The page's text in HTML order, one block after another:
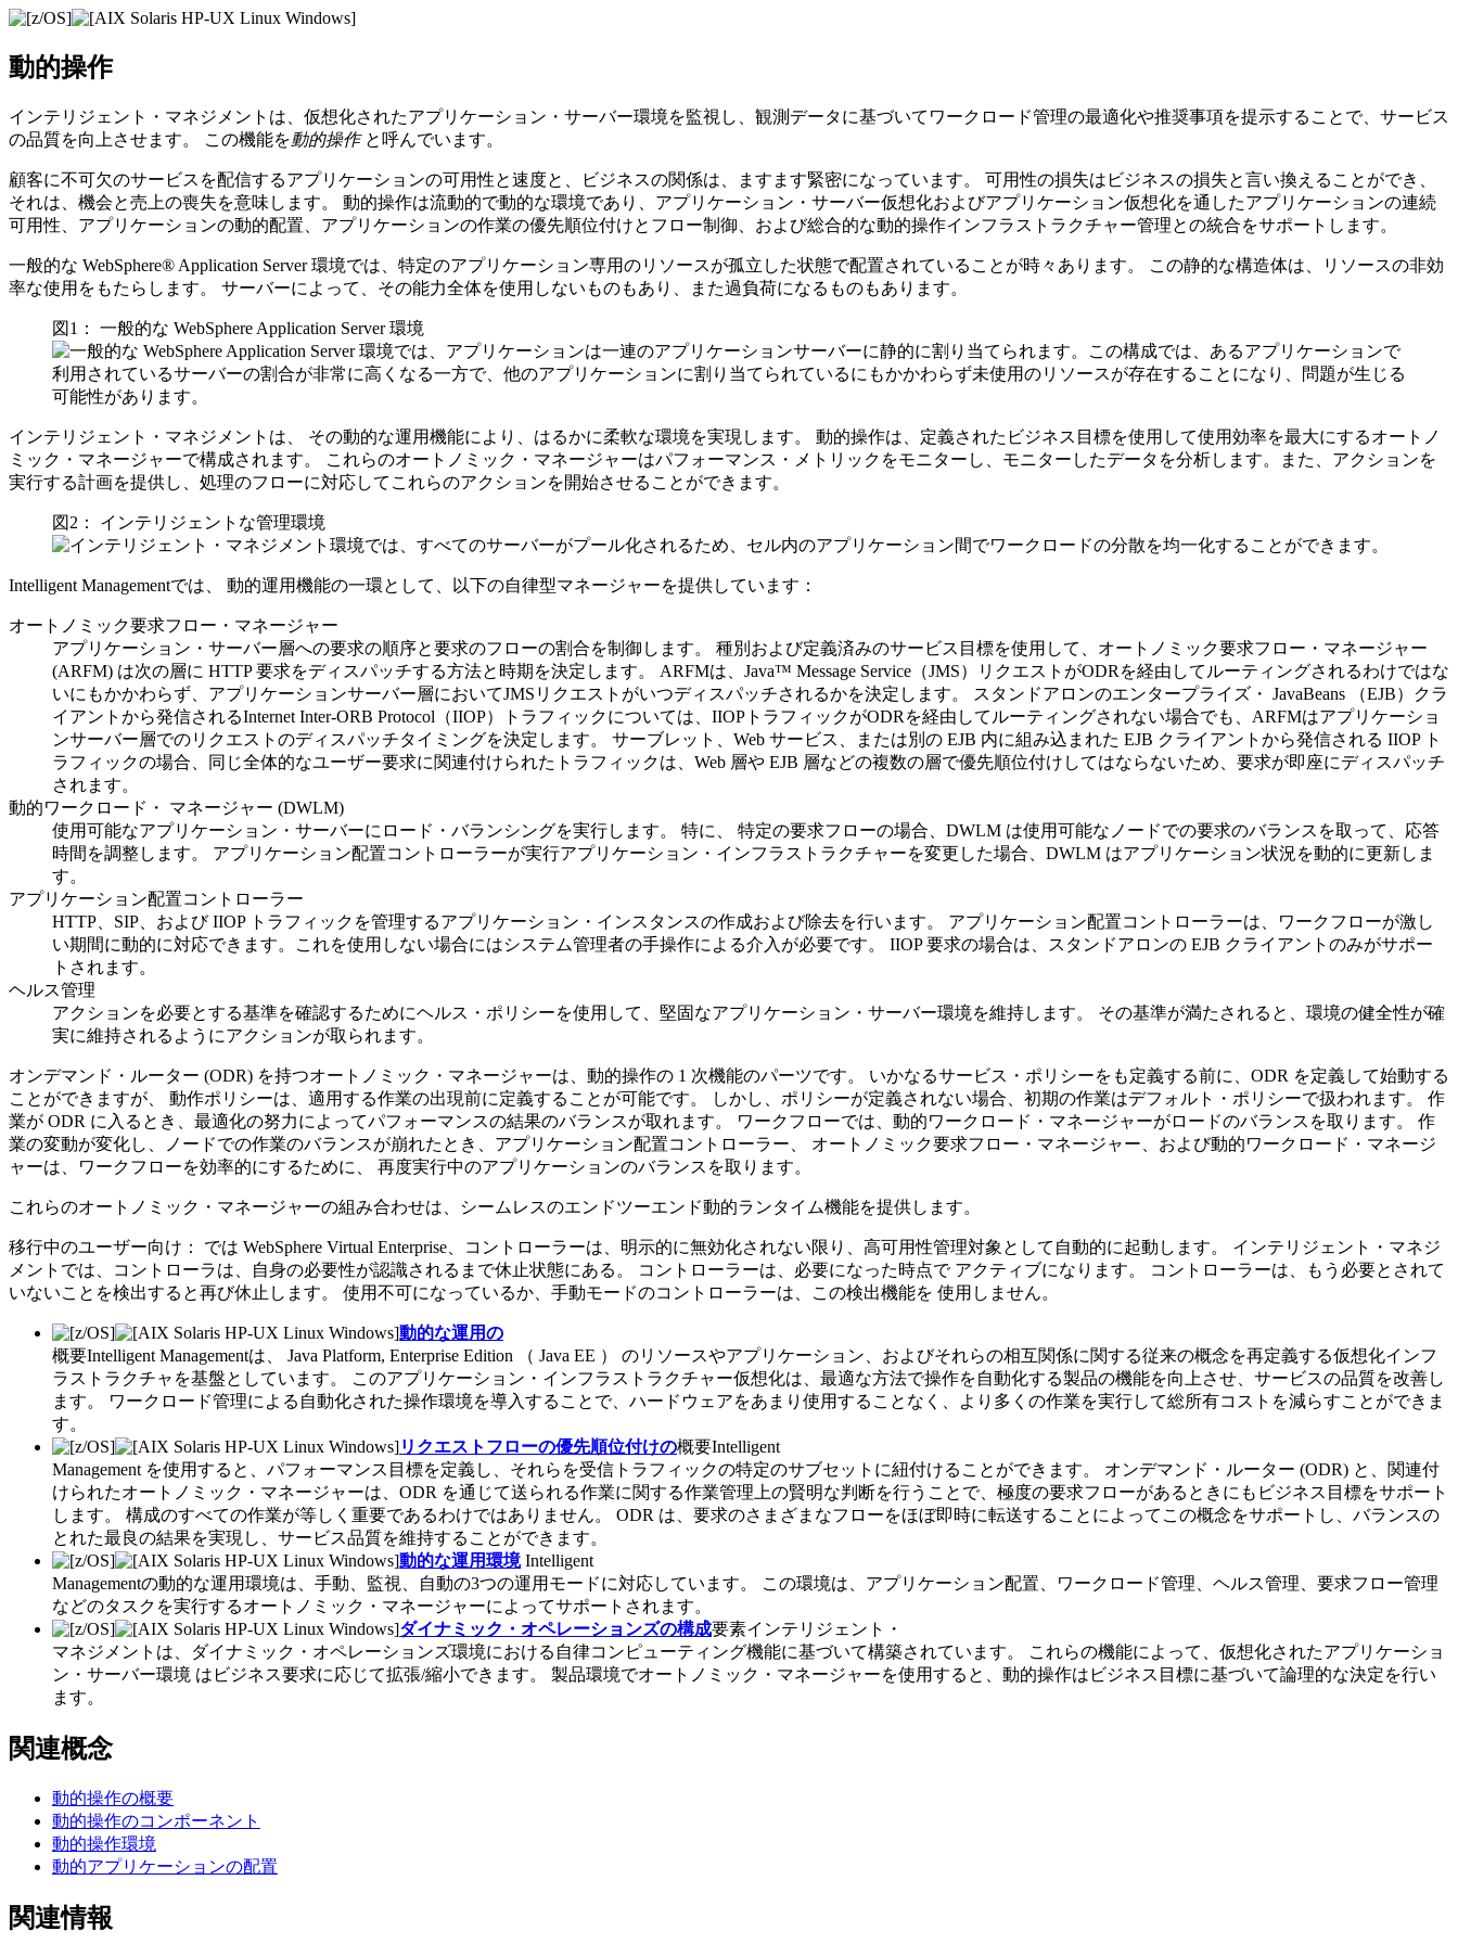
動的操作
インテリジェント・マネジメントは 、仮想化されたアプリケーション・サーバー環境を監視し、観測データに基づいてワークロード管理の最適化や推奨事項を提示することで、サービス
の品質を向上させます。 この機能を動的操作と呼んでいます。
顧客に不可欠のサービスを配信するアプリケーションの可用性と速度と、ビジネスの関係は、ますます緊密になっています。 可用性の損失はビジネスの損失と言い換えることができ、
それは、機会と売上の喪失を意味します。 動的操作は流動的で動的な環境であり、アプリケーション・サーバー仮想化およびアプリケーション仮想化を通したアプリケーションの連続
可用性、アプリケーションの動的配置、アプリケーションの作業の優先順位付けとフロー制御、および総合的な動的操作インフラストラクチャー管理との統合をサポートします。
一般的な WebSphere® Application Server 環境では、特定のアプリケーション専用のリソースが孤立した状態で配置されていることが時々あります。 この静的な構造体は、リソースの非効
率な使用をもたらします。 サーバーによって、その能力全体を使用しないものもあり、また過負荷になるものもあります。
図1： 一般的な WebSphere Application Server 環境
インテリジェント・マネジメントは、
その動的な運用機能により、はるかに柔軟な環境を実現します。 動的操作は、定義されたビジネス目標を使用して使用効率を最大にするオートノ
ミック・マネージャーで構成されます。 これらのオートノミック・マネージャーはパフォーマンス・メトリックをモニターし、モニターしたデータを分析します。また、アクションを
実行する計画を提供し、処理のフローに対応してこれらのアクションを開始させることができます。
図2： インテリジェントな管理環境
Intelligent Managementでは、 動的運用機能の一環として、以下の自律型マネージャーを提供しています：
オートノミック要求フロー・マネージャー
アプリケーション・サーバー層への要求の順序と要求のフローの割合を制御します。 種別および定義済みのサービス目標を使用して、オートノミック要求フロー・マネージャー
(ARFM) は次の層に HTTP 要求をディスパッチする方法と時期を決定します。 ARFMは、Java™ Message Service（JMS）リクエストがODRを経由してルーティングされるわけではな
いにもかかわらず、アプリケーションサーバー層においてJMSリクエストがいつディスパッチされるかを決定します。 スタンドアロンのエンタープライズ・ JavaBeans （EJB）クラ
イアントから発信されるInternet Inter-ORB Protocol（IIOP）トラフィックについては、IIOPトラフィックがODRを経由してルーティングされない場合でも、ARFMはアプリケーショ
ンサーバー層でのリクエストのディスパッチタイミングを決定します。 サーブレット、Web サービス、または別の EJB 内に組み込まれた EJB クライアントから発信される IIOP ト
ラフィックの場合、同じ全体的なユーザー要求に関連付けられたトラフィックは、Web 層や EJB 層などの複数の層で優先順位付けしてはならないため、要求が即座にディスパッチ
されます。
動的ワークロード・ マネージャー (DWLM)
使用可能なアプリケーション・サーバーにロード・バランシングを実行します。 特に、 特定の要求フローの場合、DWLM は使用可能なノードでの要求のバランスを取って、応答
時間を調整します。 アプリケーション配置コントローラーが実行アプリケーション・インフラストラクチャーを変更した場合、DWLM はアプリケーション状況を動的に更新しま
す。
アプリケーション配置コントローラー
HTTP、SIP、および IIOP トラフィックを管理するアプリケーション・インスタンスの作成および除去を行います。 アプリケーション配置コントローラーは、ワークフローが激し
い期間に動的に対応できます。これを使用しない場合にはシステム管理者の手操作による介入が必要です。 IIOP 要求の場合は、スタンドアロンの EJB クライアントのみがサポー
トされます。
ヘルス管理
アクションを必要とする基準を確認するためにヘルス・ポリシーを使用して、堅固なアプリケーション・サーバー環境を維持します。 その基準が満たされると、環境の健全性が確
実に維持されるようにアクションが取られます。
オンデマンド・ルーター (ODR) を持つオートノミック・マネージャーは、動的操作の 1 次機能のパーツです。 いかなるサービス・ポリシーをも定義する前に、ODR を定義して始動する
ことができますが、 動作ポリシーは、適用する作業の出現前に定義することが可能です。 しかし、ポリシーが定義されない場合、初期の作業はデフォルト・ポリシーで扱われます。 作
業が ODR に入るとき、最適化の努力によってパフォーマンスの結果のバランスが取れます。 ワークフローでは、動的ワークロード・マネージャーがロードのバランスを取ります。 作
業の変動が変化し、ノードでの作業のバランスが崩れたとき、アプリケーション配置コントローラー、 オートノミック要求フロー・マネージャー、および動的ワークロード・マネージ
ャーは、ワークフローを効率的にするために、 再度実行中のアプリケーションのバランスを取ります。
これらのオートノミック・マネージャーの組み合わせは、シームレスのエンドツーエンド動的ランタイム機能を提供します。
移行中のユーザー向け： では WebSphere Virtual Enterprise 、コントローラーは、明示的に無効化されない限り、高可用性管理対象として自動的に起動します。 インテリジェント・マネジ
メント では、コントローラは、自身の必要性が認識されるまで休止状態にある。 コントローラーは、必要になった時点で アクティブになります。 コントローラーは、もう必要とされて
いないことを検出すると再び休止します。 使用不可になっているか、手動モードのコントローラーは、この検出機能を 使用しません。
動的な運用の
概要Intelligent Managementは、 Java Platform, Enterprise Edition （ Java EE ）
のリソースやアプリケーション、およびそれらの相互関係に関する従来の概念を再定義する仮想化インフ
ラストラクチャを基盤としています。 このアプリケーション・インフラストラクチャー仮想化は、最適な方法で操作を自動化する製品の機能を向上させ、サービスの品質を改善し
ます。 ワークロード管理による自動化された操作環境を導入することで、ハードウェアをあまり使用することなく、より多くの作業を実行して総所有コストを減らすことができま
す。
リクエストフローの優先順位付けの概要Intelligent
Management を使用すると、パフォーマンス目標を定義し、それらを受信トラフィックの特定のサブセットに紐付けることができます。 オンデマンド・ルーター (ODR) と、関連付
けられたオートノミック・マネージャーは、ODR を通じて送られる作業に関する作業管理上の賢明な判断を行うことで、極度の要求フローがあるときにもビジネス目標をサポート
します。 構成のすべての作業が等しく重要であるわけではありません。 ODR は、要求のさまざまなフローをほぼ即時に転送することによってこの概念をサポートし、バランスの
とれた最良の結果を実現し、サービス品質を維持することができます。
動的な運用環境Intelligent
Managementの動的な運用環境は、手動、監視、自動の3つの運用モードに対応しています。 この環境は、アプリケーション配置、ワークロード管理、ヘルス管理、要求フロー管理
などのタスクを実行するオートノミック・マネージャーによってサポートされます。
ダイナミック・オペレーションズの構成要素インテリジェント・
マネジメントは、ダイナミック・オペレーションズ環境における自律コンピューティング機能に基づいて構築されています。 これらの機能によって、仮想化されたアプリケーショ
ン・サーバー環境 はビジネス要求に応じて拡張/縮小できます。 製品環境でオートノミック・マネージャーを使用すると、動的操作はビジネス目標に基づいて論理的な決定を行い
ます。
関連概念
動的操作の概要
動的操作のコンポーネント
動的操作環境
動的アプリケーションの配置
関連情報